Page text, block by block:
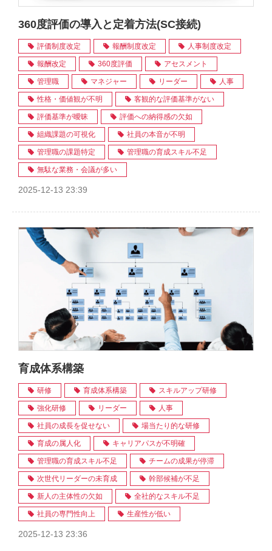
360度評価の導入と定着方法(SC接続)
評価制度改定 報酬制度改定 人事制度改定
報酬改定 360度評価 アセスメント
管理職 マネジャー リーダー 人事
性格・価値観が不明 客観的な評価基準がない
評価基準が曖昧 評価への納得感の欠如
組織課題の可視化 社員の本音が不明
管理職の課題特定 管理職の育成スキル不足
無駄な業務・会議が多い
2025-12-13 23:39
育成体系構築
研修 育成体系構築 スキルアップ研修
強化研修 リーダー 人事
社員の成長を促せない 場当たり的な研修
育成の属人化 キャリアパスが不明確
管理職の育成スキル不足 チームの成果が停滞
次世代リーダーの未育成 幹部候補が不足
新人の主体性の欠如 全社的なスキル不足
社員の専門性向上 生産性が低い
2025-12-13 23:36